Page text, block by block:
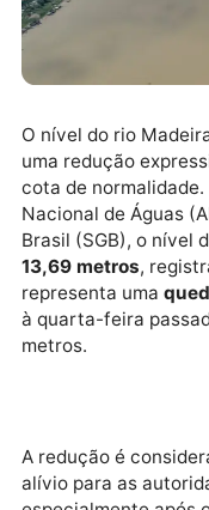
O nível do rio
uma redução
cota de
Nacional de Águas
Brasil (SGB), o
à quarta-feira
metros.